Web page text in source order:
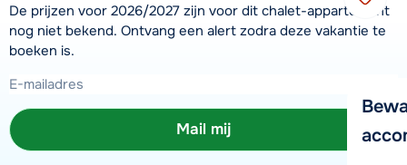
De prijzen voor 2026/2027 zijn voor dit chalet-appartement
nog niet bekend. Ontvang een alert zodra deze vakantie te
boeken is.
Mail mij